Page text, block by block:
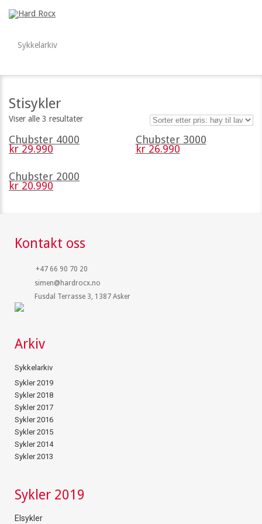
Sykkelarkiv
Stisykler
Viser alle 3 resultater
Chubster 4000
kr 29.990
Chubster 3000
kr26.990
Chubster 2000
kr 20.990
Kontakt oss
+47 66 90 70 20
simen@hardrocx.no
Fusdal Terrasse 3, 1387 Asker
Arkiv
Sykkelarkiv
Sykler 2019
Sykler 2018
Sykler 2017
Sykler 2016
Sykler 2015
Sykler 2014
Sykler 2013
Sykler 2019
Elsykler